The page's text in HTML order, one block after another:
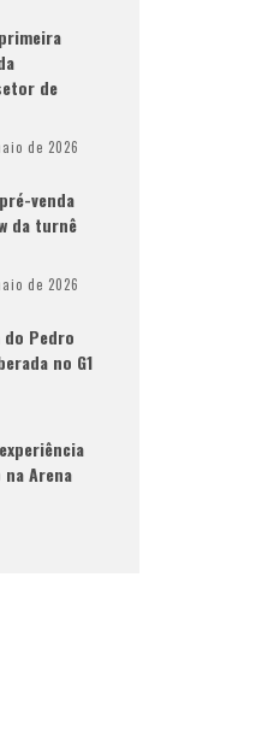
de
de 2026
venda
da turnê
de 2026
Pedro
no G1
Arena